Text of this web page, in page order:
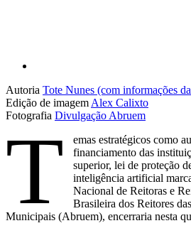
Autoria Tote Nunes (com informações
Edição de imagem Alex Calixto
Fotografia Divulgação Abruem
T
emas estratégicos como
financiamento das
superior, lei de proteção
inteligência artificial
Nacional de Reitoras e
Brasileira dos Reitores
Municipais (Abruem), encerraria nesta